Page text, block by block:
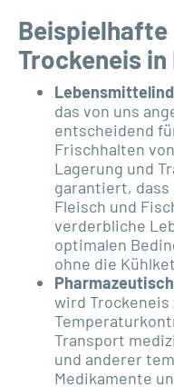
Beispielhafte
Trockeneis
das von uns
entscheidend
Frischhalten
Lagerung und
garantiert,
Fleisch und
verderbliche
optimalen
ohne die
wird Trockeneis
Transport
und anderer
Medikamente